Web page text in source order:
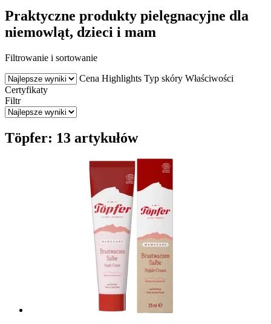
Praktyczne produkty pielęgnacyjne dla
niemowląt, dzieci i mam
Filtrowanie i sortowanie
Cena Highlights Typ skóry Właściwości
Certyfikaty
Filtr
Töpfer: 13 artykułów